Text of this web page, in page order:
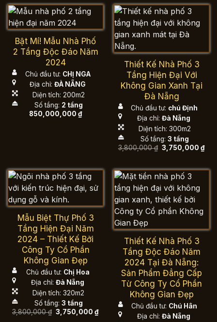
Bật Mí! Mẫu Nhà Phố
2 Tầng Độc Đáo Năm
2024
Chủ đầu tư: CHỊ NGA
Địa chỉ: ĐÀ NẴNG
Diện tích: 200m2
Số tầng: 2 tầng
850,000,000 ₫
Thiết Kế Nhà Phố 3
Tầng Hiện Đại Với
Không Gian Xanh Tại
Đà Nẵng
Chủ đầu tư: chú Định
Địa chỉ: Đà Nẵng
Diện tích: 300m2
Số tầng: 3 tầng
3,800,000₫ Giá
gốc
3,750,000₫Giá
Mẫu Biệt Thự Phố 3
Tầng Hiện Đại Năm
2024 – Thiết Kế Bởi
Công Ty Cổ Phần
Không Gian Đẹp
Chủ đầu tư: Chị Hoa
Địa chỉ: Đà Nẵng
Diện tích: 320m2
Số tầng: 3 tầng
3,800,000₫ Giá
gốc
3,750,000₫Giá
Thiết Kế Nhà Phố 3
Tầng Độc Đáo Năm
2024 Tại Đà Nẵng:
Sản Phẩm Đẳng Cấp
Từ Công Ty Cổ Phần
Không Gian Đẹp
Chủ đầu tư: Chú Hân
Địa chỉ: Đà Nẵng